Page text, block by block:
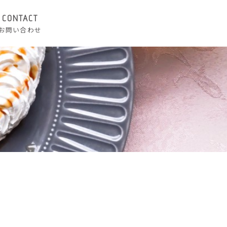
CONTACT
問い合わせ